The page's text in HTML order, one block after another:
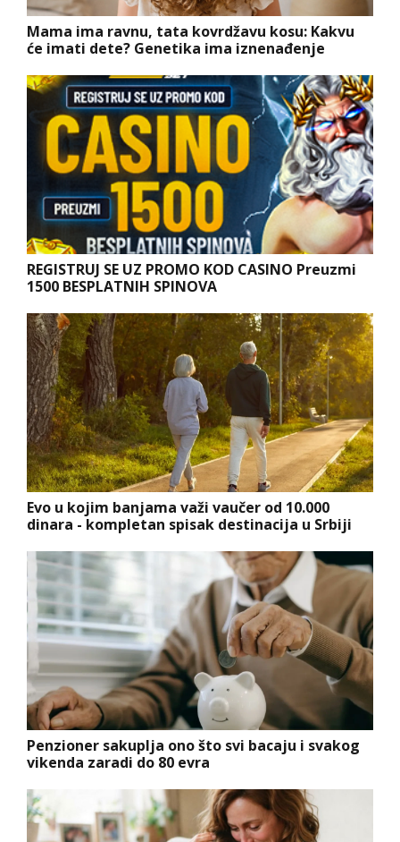
Mama ima ravnu, tata kovrdžavu kosu: Kakvu
će imati dete? Genetika ima iznenađenje
REGISTRUJ SE UZ PROMO KOD CASINO Preuzmi
1500 BESPLATNIH SPINOVA
Evo u kojim banjama važi vaučer od 10.000
dinara - kompletan spisak destinacija u Srbiji
Penzioner sakuplja ono što svi bacaju i svakog
vikenda zaradi do 80 evra